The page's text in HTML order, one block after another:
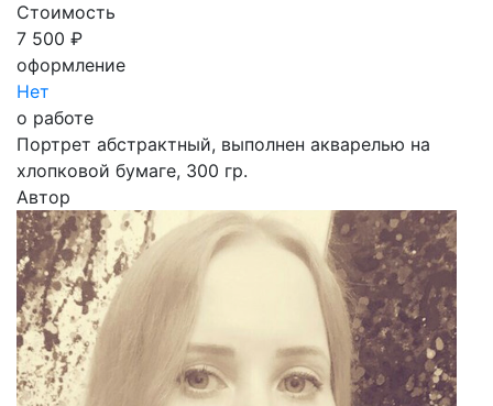
Стоимость
7 500 ₽
оформление
Нет
о работе
Портрет абстрактный, выполнен акварелью на
хлопковой бумаге, 300 гр.
Автор